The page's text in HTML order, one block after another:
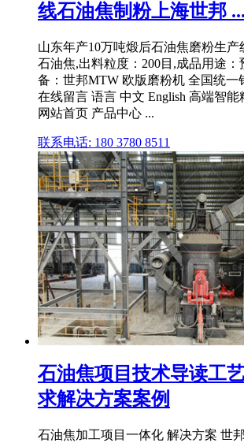
线石油焦制粉上海世邦 ...
山东年产10万吨煅后石油焦磨粉生
石油焦,出料粒度：200目,成品用途
备：世邦MTW 欧版磨粉机 全国统一
在线留言 语言 中文 English 高端智
网站首页 产品中心 ...
联系电话: 180 3780 8511
石油焦项目技术导读工
求解决方案案例
石油焦加工项目一体化 解决方案 世